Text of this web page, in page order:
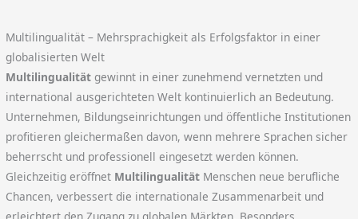
Multilingualität – Mehrsprachigkeit als Erfolgsfaktor in einer
globalisierten Welt
Multilingualität gewinnt in einer zunehmend vernetzten und
international ausgerichteten Welt kontinuierlich an Bedeutung.
Unternehmen, Bildungseinrichtungen und öffentliche Institutionen
profitieren gleichermaßen davon, wenn mehrere Sprachen sicher
beherrscht und professionell eingesetzt werden können.
Gleichzeitig eröffnet Multilingualität Menschen neue berufliche
Chancen, verbessert die internationale Zusammenarbeit und